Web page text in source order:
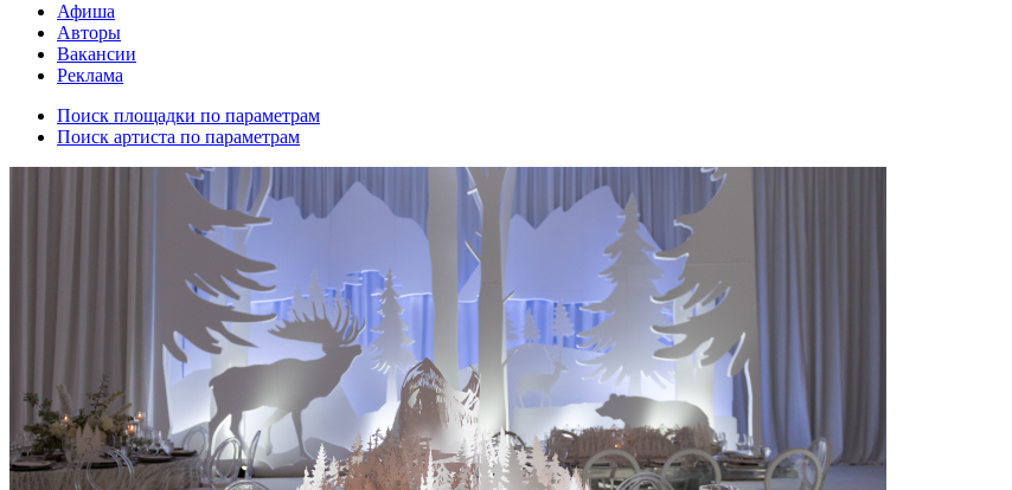
Афиша
Авторы
Вакансии
Реклама
Поиск площадки по параметрам
Поиск артиста по параметрам